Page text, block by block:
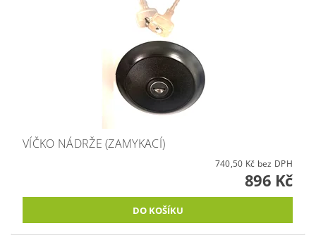
VÍČKO NÁDRŽE (ZAMYKACÍ)
740,50 Kč bez DPH
896 Kč